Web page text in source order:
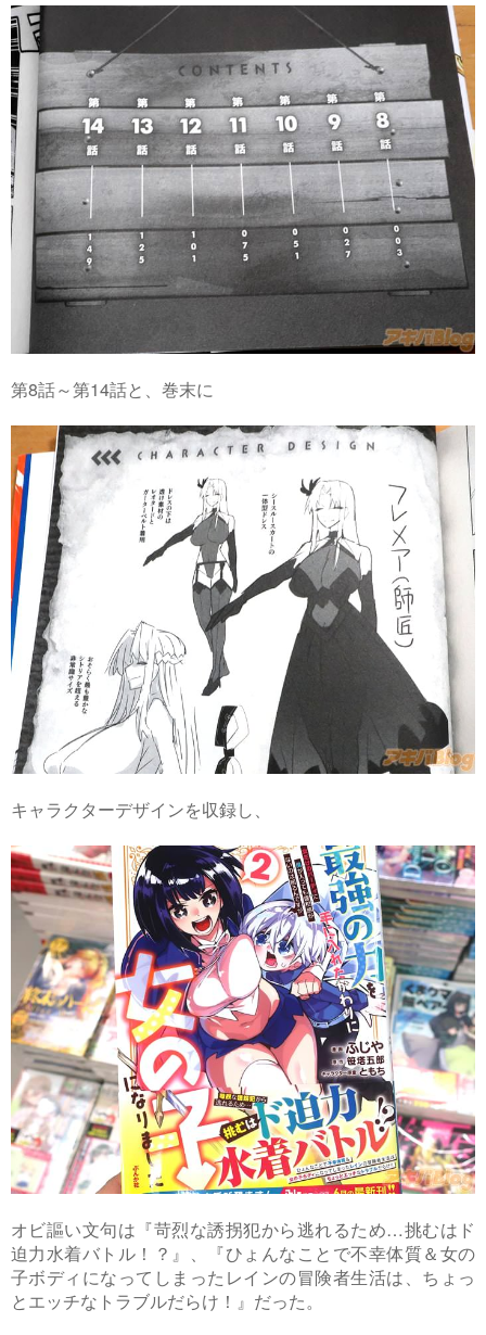
第8話～第14話と、巻末に
キャラクターデザインを収録し、
オビ謳い文句は『苛烈な誘拐犯から逃れるため…挑むはド
迫力水着バトル！？』、『ひょんなことで不幸体質＆女の
子ボディになってしまったレインの冒険者生活は、ちょっ
とエッチなトラブルだらけ！』だった。